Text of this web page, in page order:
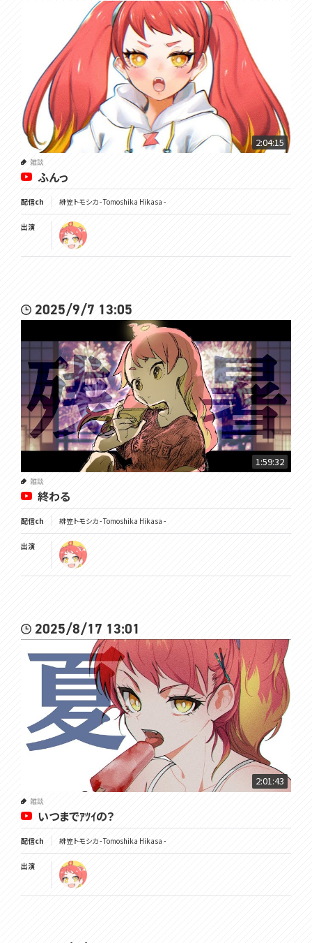
2:04:15
雑談
ふんっ
配信ch 緋笠トモシカ - Tomoshika Hikasa -
出演
2025/9/7 13:05
1:59:32
雑談
終わる
配信ch 緋笠トモシカ - Tomoshika Hikasa -
出演
2025/8/17 13:01
2:01:43
雑談
いつまでｱﾂｲの？
配信ch 緋笠トモシカ - Tomoshika Hikasa -
出演